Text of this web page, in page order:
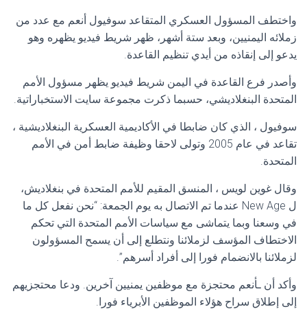
واختطف المسؤول العسكري المتقاعد سوفيول أنعم مع عدد من
زملائه اليمنيين، وبعد ستة أشهر، ظهر شريط فيديو يظهره وهو
يدعو إلى إنقاذه من أيدي تنظيم القاعدة.
وأصدر فرع القاعدة في اليمن شريط فيديو يظهر مسؤول الأمم
المتحدة البنغلاديشي، حسبما ذكرت مجموعة سايت الاستخباراتية.
سوفيول ، الذي كان ضابطا في الأكاديمية العسكرية البنغلاديشية ،
تقاعد في عام 2005 وتولى لاحقا وظيفة ضابط أمن في الأمم
المتحدة.
وقال غوين لويس ، المنسق المقيم للأمم المتحدة في بنغلاديش،
ل New Age عندما تم الاتصال به يوم الجمعة: “نحن نفعل كل ما
في وسعنا وبما يتماشى مع سياسات الأمم المتحدة التي تحكم
الاختطاف المؤسف لزملائنا ونتطلع إلى أن يسمح المسؤولون
لزملائنا بالانضمام فورا إلى أفراد أسرهم”.
وأكد أن ـأنعم محتجزة مع موظفين يمنيين آخرين. ودعا محتجزيهم
إلى إطلاق سراح هؤلاء الموظفين الأبرياء فورا.